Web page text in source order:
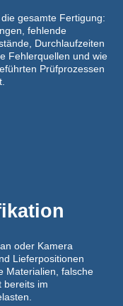
gesamte Fertigung:
fehlende
Durchlaufzeiten
Fehlerquellen und wie
Prüfprozessen
oder Kamera
Lieferpositionen
Materialien, falsche
bereits im